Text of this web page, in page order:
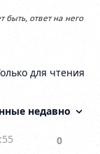
быть, ответ на него